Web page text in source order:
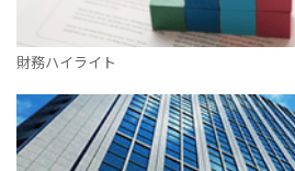
財務ハイライト